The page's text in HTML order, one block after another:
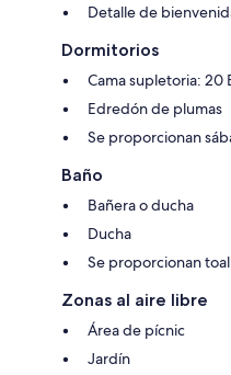
Detalle de
Dormitorios
Cama supletoria: 20
Edredón de plumas
Se proporcionan
Baño
Bañera o ducha
Ducha
Se proporcionan
Zonas al aire libre
Área de pícnic
Jardín